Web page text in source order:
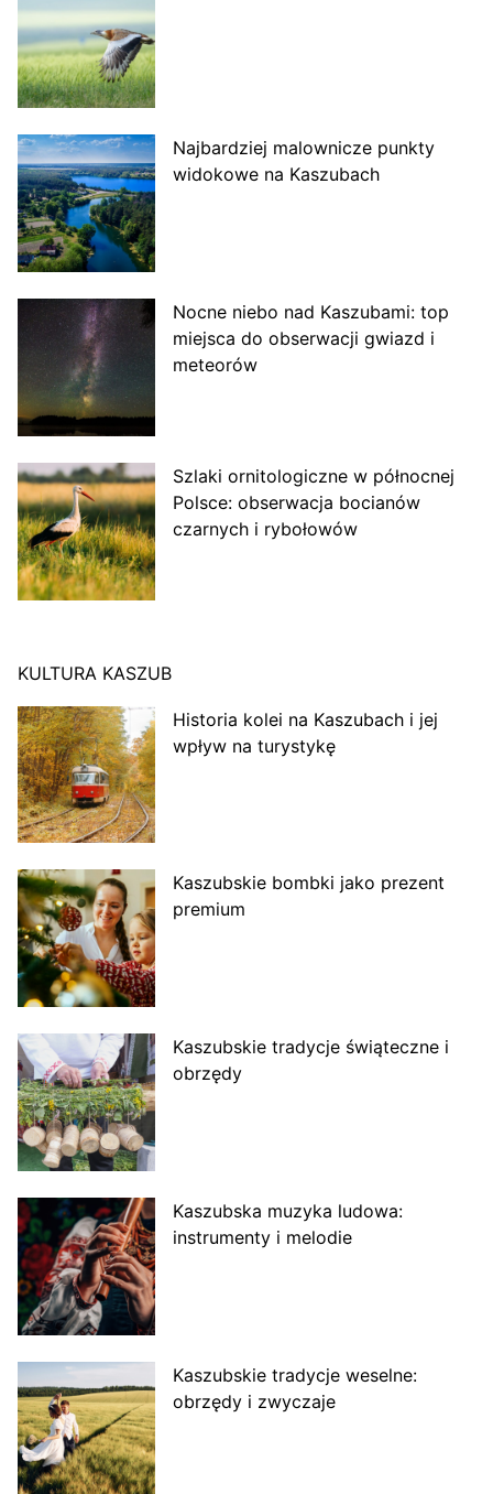
Najbardziej malownicze punkty
widokowe na Kaszubach
Nocne niebo nad Kaszubami: top
miejsca do obserwacji gwiazd i
meteorów
Szlaki ornitologiczne w północnej
Polsce: obserwacja bocianów
czarnych i rybołowów
KULTURA KASZUB
Historia kolei na Kaszubach i jej
wpływ na turystykę
Kaszubskie bombki jako prezent
premium
Kaszubskie tradycje świąteczne i
obrzędy
Kaszubska muzyka ludowa:
instrumenty i melodie
Kaszubskie tradycje weselne:
obrzędy i zwyczaje